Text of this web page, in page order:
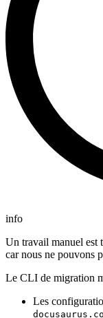
info
Un travail manuel est
car nous ne pouvons
Le CLI de migration
Les